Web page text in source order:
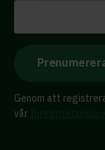
Genom att
vår